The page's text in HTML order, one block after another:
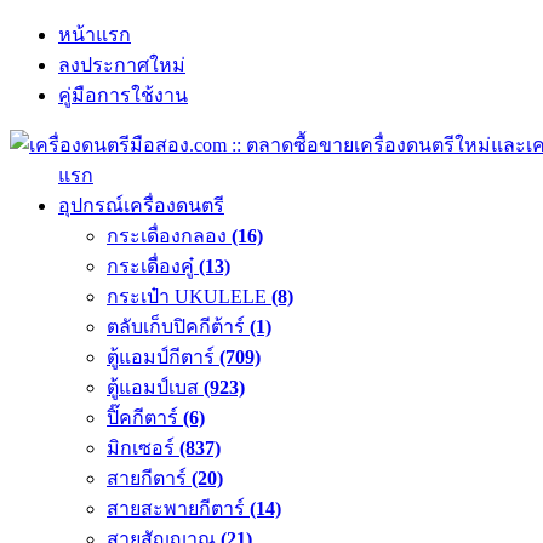
หน้าแรก
ลงประกาศใหม่
คู่มือการใช้งาน
แรก
อุปกรณ์เครื่องดนตรี
กระเดื่องกลอง (16)
กระเดื่องคู๋ (13)
กระเป๋า UKULELE (8)
ตลับเก็บปิคกีต้าร์ (1)
ตู้แอมป์กีตาร์ (709)
ตู้แอมป์เบส (923)
ปิ๊คกีตาร์ (6)
มิกเซอร์ (837)
สายกีตาร์ (20)
สายสะพายกีตาร์ (14)
สายสัญญาณ (21)